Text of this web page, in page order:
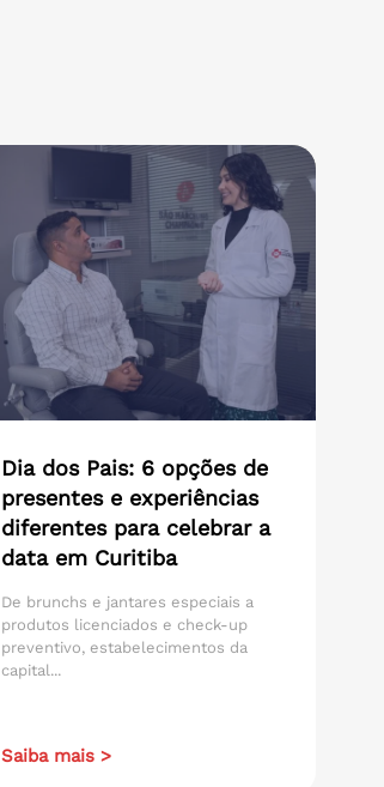
Dia dos Pais: 6 opções de
presentes e experiências
diferentes para celebrar a
data em Curitiba
De brunchs e jantares especiais a
produtos licenciados e check-up
preventivo, estabelecimentos da
capital...
Saiba mais >